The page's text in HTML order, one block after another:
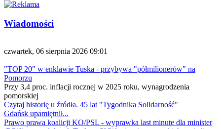
Wiadomości
czwartek, 06 sierpnia 2026 09:01
"TOP 20" w enklawie Tuska - przybywa "półmilionerów" na
Pomorzu
Przy 3,4 proc. inflacji rocznej w 2025 roku, wynagrodzenia
pomorskiej
Czytaj historię u źródła. 45 lat "Tygodnika Solidarność"
Gdańsk upamiętnił...
Prawo prawa koalicji KO/PSL - wyprawka last minute dla minister